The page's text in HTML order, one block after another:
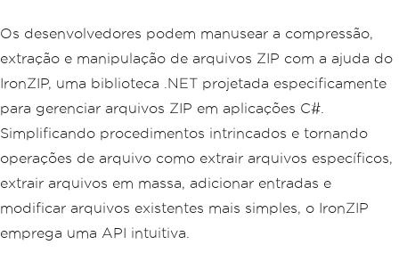
Os desenvolvedores podem manusear a compressão,
extração e manipulação de arquivos ZIP com a ajuda do
IronZIP, uma biblioteca .NET projetada especificamente
para gerenciar arquivos ZIP em aplicações C#.
Simplificando procedimentos intrincados e tornando
operações de arquivo como extrair arquivos específicos,
extrair arquivos em massa, adicionar entradas e
modificar arquivos existentes mais simples, o IronZIP
emprega uma API intuitiva.